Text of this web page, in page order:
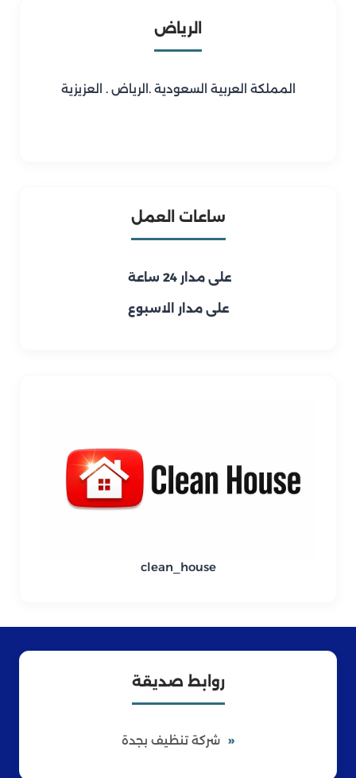
الرياض
المملكة العربية السعودية .الرياض . العزيزية
ساعات العمل
على مدار 24 ساعة
على مدار الاسبوع
clean_house
روابط صديقة
شركة تنظيف بجدة